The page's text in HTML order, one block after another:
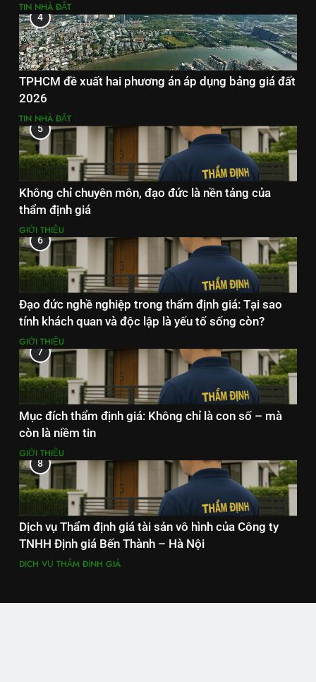
TIN NHÀ ĐẤT
4
TPHCM đề xuất hai phương án áp dụng bảng giá đất
2026
TIN NHÀ ĐẤT
5
Không chỉ chuyên môn, đạo đức là nền tảng của
thẩm định giá
GIỚI THIỆU
6
Đạo đức nghề nghiệp trong thẩm định giá: Tại sao
tính khách quan và độc lập là yếu tố sống còn?
GIỚI THIỆU
7
Mục đích thẩm định giá: Không chỉ là con số – mà
còn là niềm tin
GIỚI THIỆU
8
Dịch vụ Thẩm định giá tài sản vô hình của Công ty
TNHH Định giá Bến Thành – Hà Nội
DỊCH VỤ THẨM ĐỊNH GIÁ